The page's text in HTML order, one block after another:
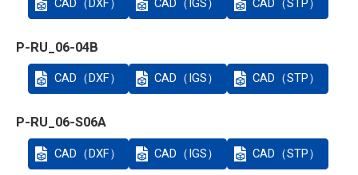
P-RU_06-04B
CAD（DXF） CAD（IGS） CAD（STP）
P-RU_06-S06A
CAD（DXF） CAD（IGS） CAD（STP）